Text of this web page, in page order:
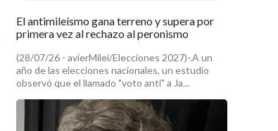
El antimileísmo gana terreno y supera por
primera vez al rechazo al peronismo
(28/07/26 - avierMilei/Elecciones 2027)-.A un
año de las elecciones nacionales, un estudio
observó que el llamado "voto anti" a Ja...